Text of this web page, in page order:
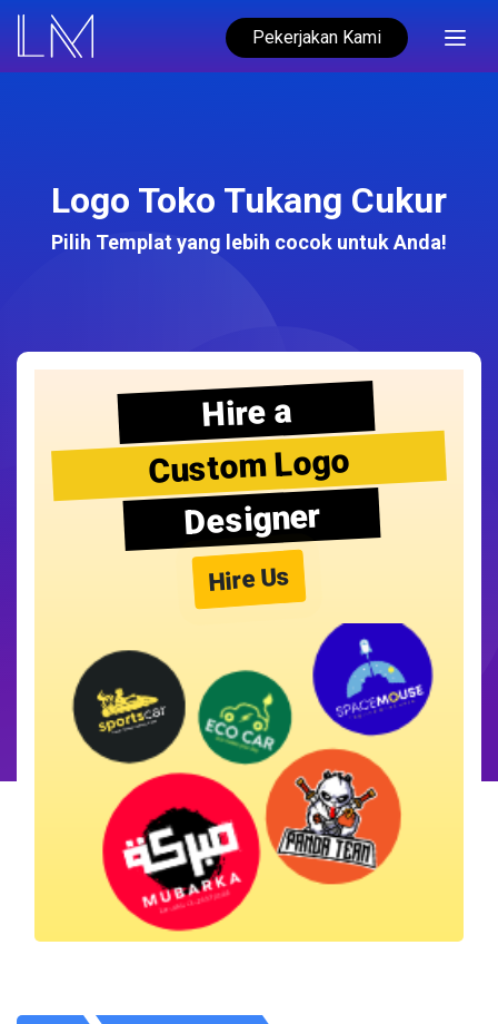
Pekerjakan Kami
Logo Toko Tukang Cukur
Pilih Templat yang lebih cocok untuk Anda!
Hire a
Custom Logo
Designer
Hire Us